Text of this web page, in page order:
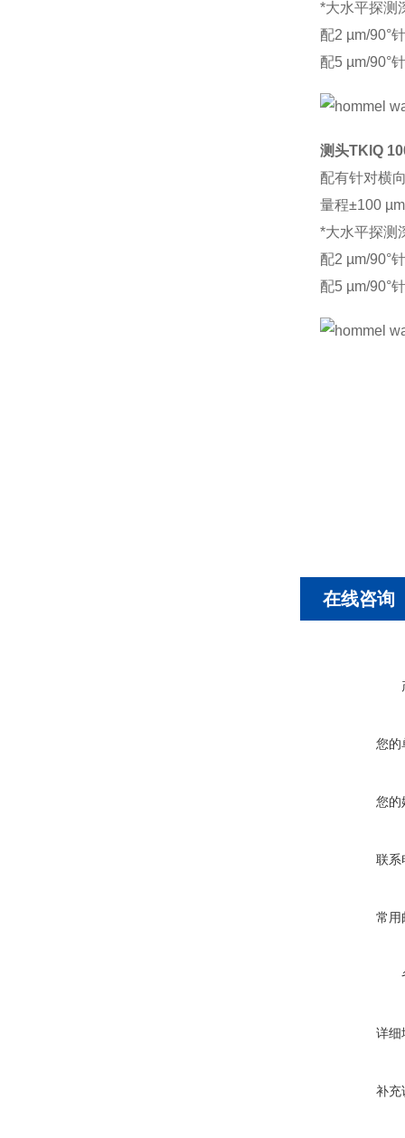
*大水平探测
配2 µm/90°
配5 µm/90°
测头TKlQ
配有针对横
量程±100 µm
*大水平探测
配2 µm/90°
配5 µm/90°
在线咨询
您的
您的
联系
常用
详细
补充